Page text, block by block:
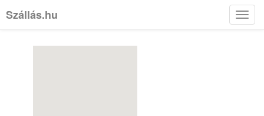
Szállás.hu